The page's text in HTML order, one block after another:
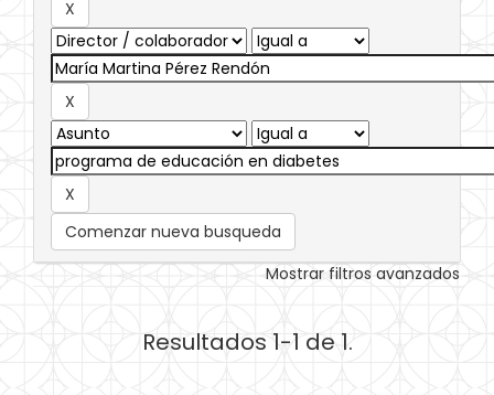
Comenzar nueva busqueda
Mostrar filtros avanzados
Resultados 1-1 de 1.